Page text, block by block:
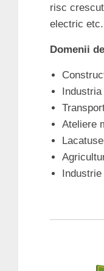
risc
electric etc.
Domenii
Ateliere